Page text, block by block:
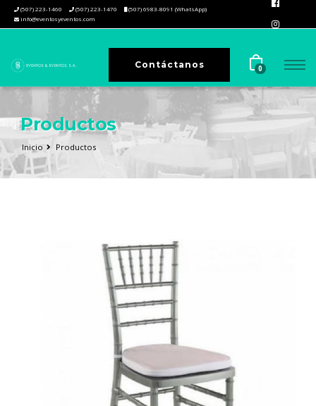
(507) 223-1460 (507) 223-1470
(507) 6983-8091 (WhatsApp)
info@eventosyeventos.com
Contáctanos 0
Productos
Inicio Productos